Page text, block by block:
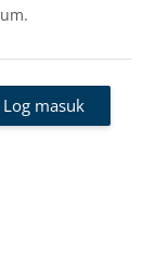
Log masuk